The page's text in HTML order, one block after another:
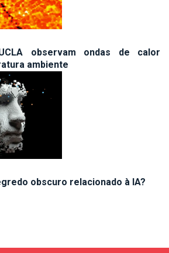
observam ondas de calor
ambiente
obscuro relacionado à IA?